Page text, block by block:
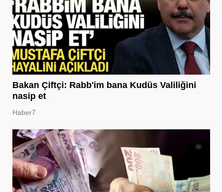
Bakan Çiftçi: Rabb'im bana Kudüs Valiliğini
nasip et
Haber7